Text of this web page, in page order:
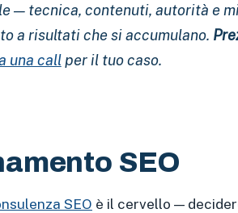
— tecnica, contenuti, autorità e
a risultati che si accumulano.
una callper il tuo caso.
SEO
SEO è il cervello —